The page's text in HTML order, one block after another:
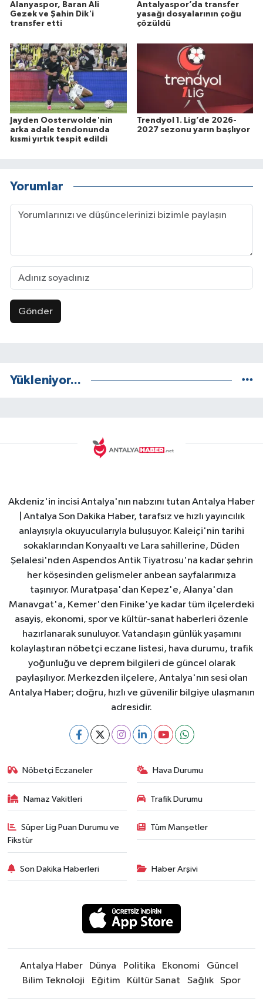
Alanyaspor, Baran Ali
Gezek ve Şahin Dik'i
transfer etti
Antalyaspor’da transfer
yasağı dosyalarının çoğu
çözüldü
Jayden Oosterwolde'nin
arka adale tendonunda
kısmi yırtık tespit edildi
Trendyol 1. Lig’de 2026-
2027 sezonu yarın başlıyor
Yorumlar
Gönder
Yükleniyor...
Akdeniz'in incisi Antalya'nın nabzını tutan Antalya Haber
| Antalya Son Dakika Haber, tarafsız ve hızlı yayıncılık
anlayışıyla okuyucularıyla buluşuyor. Kaleiçi'nin tarihi
sokaklarından Konyaaltı ve Lara sahillerine, Düden
Şelalesi'nden Aspendos Antik Tiyatrosu'na kadar şehrin
her köşesinden gelişmeler anbean sayfalarımıza
taşınıyor. Muratpaşa'dan Kepez'e, Alanya'dan
Manavgat'a, Kemer'den Finike'ye kadar tüm ilçelerdeki
asayiş, ekonomi, spor ve kültür-sanat haberleri özenle
hazırlanarak sunuluyor. Vatandaşın günlük yaşamını
kolaylaştıran nöbetçi eczane listesi, hava durumu, trafik
yoğunluğu ve deprem bilgileri de güncel olarak
paylaşılıyor. Merkezden ilçelere, Antalya'nın sesi olan
Antalya Haber; doğru, hızlı ve güvenilir bilgiye ulaşmanın
adresidir.
Nöbetçi Eczaneler Hava Durumu
Namaz Vakitleri Trafik Durumu
Süper Lig Puan Durumu ve
Fikstür
Tüm Manşetler
Son Dakika Haberleri Haber Arşivi
Antalya Haber Dünya Politika Ekonomi
Güncel
Bilim Teknoloji
Eğitim Kültür Sanat Sağlık Spor